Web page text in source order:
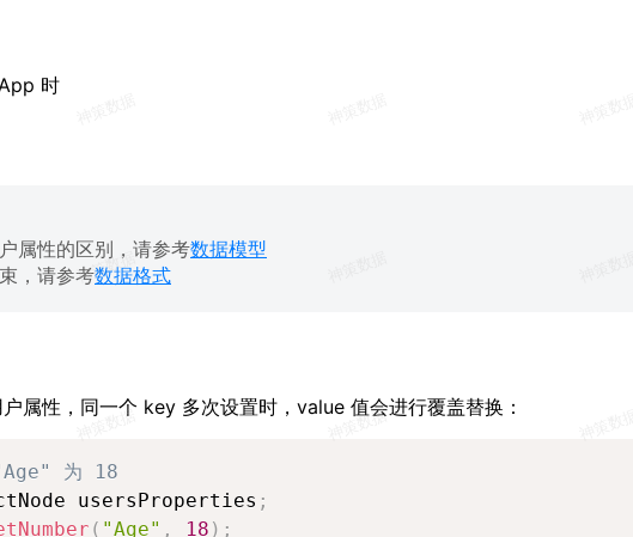
时
属性的区别，请参考数据模型
，请参考数据格式
属性，同一个 key 多次设置时，value 值会进行覆盖替换：
为 18
usersProperties ;
( "Age" , 18 ) ;